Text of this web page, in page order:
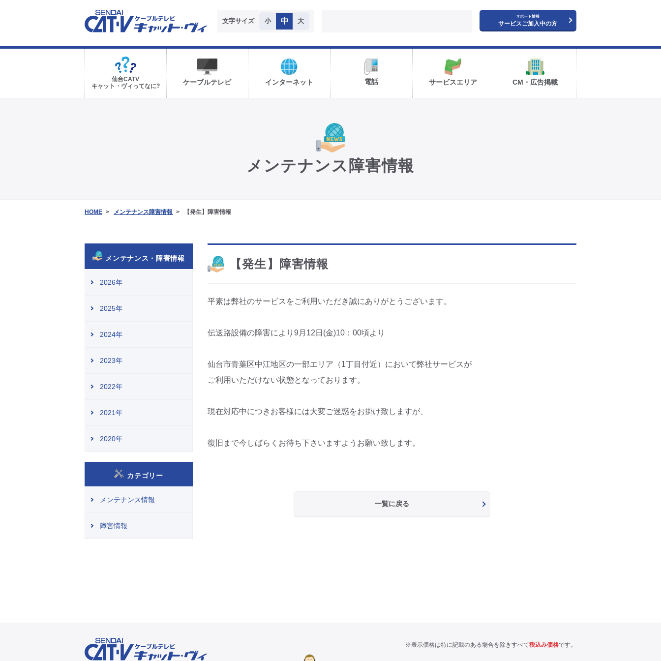
文字サイズ 小 中 大
サポート情報
サービスご加入中の方
仙台CATV
キャット・ヴィってなに?
ケーブルテレビ インターネット 電話 サービスエリア CM・広告掲載
メンテナンス障害情報
HOME メンテナンス障害情報 【発生】障害情報
【発生】障害情報
平素は弊社のサービスをご利用いただき誠にありがとうございます。
伝送路設備の障害により9月12日(金)10：00頃より
仙台市青葉区中江地区の一部エリア（1丁目付近）において弊社サービスが
ご利用いただけない状態となっております。
現在対応中につきお客様には大変ご迷惑をお掛け致しますが、
復旧まで今しばらくお待ち下さいますようお願い致します。
一覧に戻る
メンテナンス・障害情報
2026年
2025年
2024年
2023年
2022年
2021年
2020年
カテゴリー
メンテナンス情報
障害情報
※表示価格は特に記載のある場合を除きすべて税込み価格です。